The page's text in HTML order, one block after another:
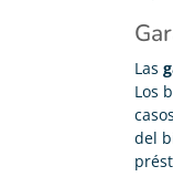
Las
Los
del